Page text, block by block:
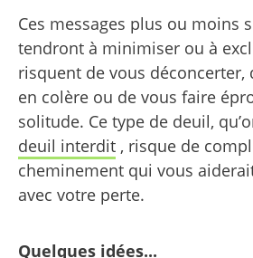
Ces messages plus ou moins
tendront à minimiser ou à
risquent de vous déconcerter,
en colère ou de vous faire
solitude. Ce type de deuil,
deuil interdit , risque de
cheminement qui vous
avec votre perte.
Quelques idées...